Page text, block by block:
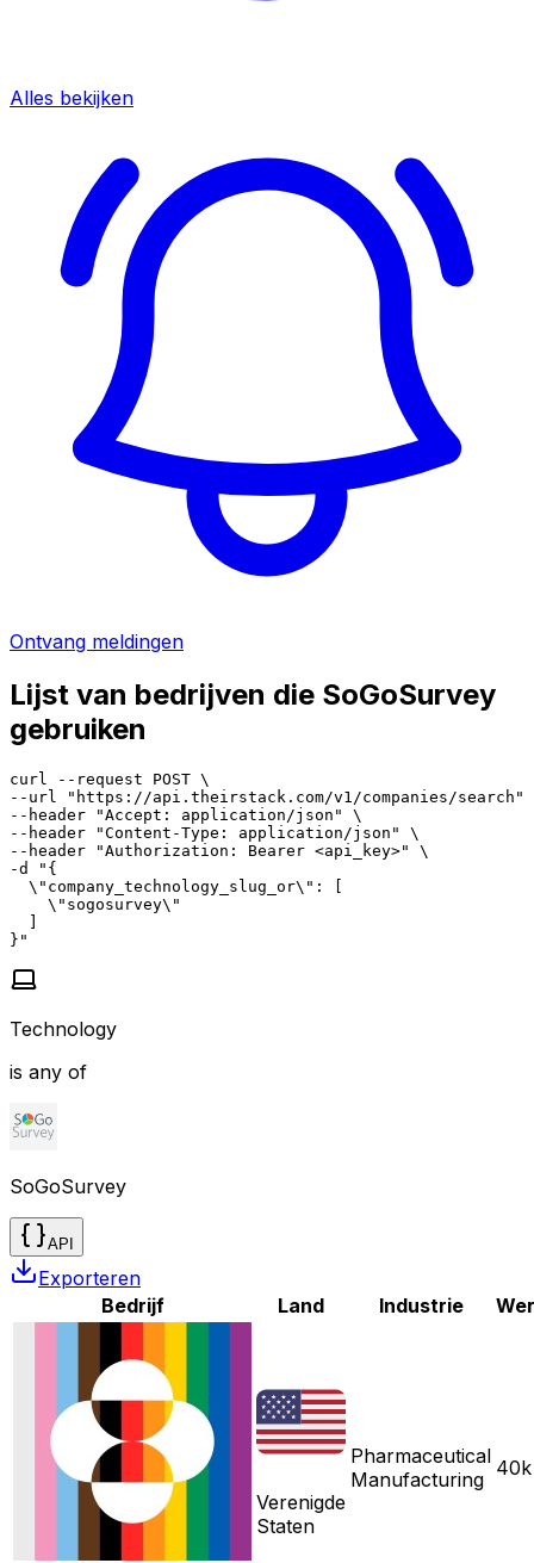
Alles bekijken
Ontvang meldingen
Lijst van bedrijven die SoGoSurvey
gebruiken
curl --request POST \
--url "https://api.theirstack.com/v1/companies/search"
--header "Accept: application/json" \
--header "Content-Type: application/json" \
--header "Authorization: Bearer <api_key>" \
-d "{
  \"company_technology_slug_or\": [
    \"sogosurvey\"
  ]
}"
Technology
is any of
SoGoSurvey
API
Exporteren
Bedrijf
Land Industrie
Verenigde
Staten
Pharmaceutical
Manufacturing 40k